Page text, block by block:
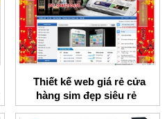
Thiết kế web giá rẻ cửa
hàng sim đẹp siêu rẻ